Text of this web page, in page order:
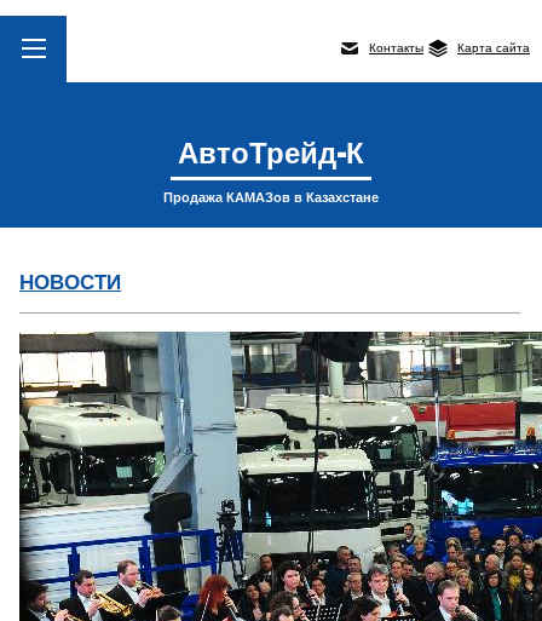
Контакты Карта сайта
АвтоТрейд-К
Продажа КАМАЗов в Казахстане
НОВОСТИ